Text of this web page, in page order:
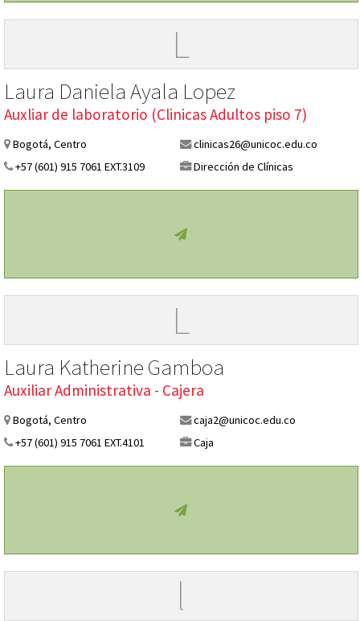
L
Laura Daniela Ayala Lopez
Auxliar de laboratorio (Clinicas Adultos piso 7)
Bogotá, Centro
clinicas26@unicoc.edu.co
+57 (601) 915 7061 EXT.3109
Dirección de Clínicas
L
Laura Katherine Gamboa
Auxiliar Administrativa - Cajera
Bogotá, Centro
caja2@unicoc.edu.co
+57 (601) 915 7061 EXT.4101
Caja
l